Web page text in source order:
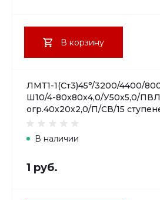
В корзину
ЛМТ1-1(Ст3)45°/3200/4400/
Ш10/4-80х80х4,0/У50х5,0/
огр.40х20х2,0/П/СВ/15
В наличии
1 руб.